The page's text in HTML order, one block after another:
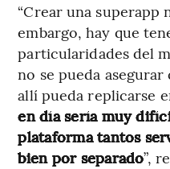
“Crear una superapp
embargo, hay que
particularidades del
no se pueda
allí pueda replicarse
en día sería muy
plataforma tantos
bien por separado”,